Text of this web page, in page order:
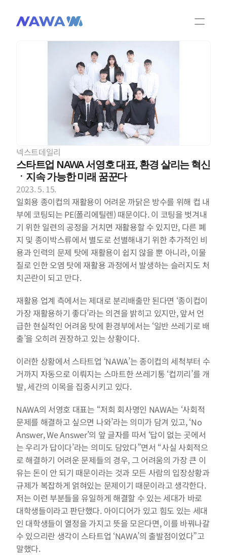
넥스트데일리
스타트업 NAWA 서영호 대표, 환경 살리는 혁신
ㆍ지속 가능한 미래 꿈꾼다
2023. 5. 15.
일회용 종이컵의 재활용이 어려운 까닭은 방수를 위해 컵 내
부에 코팅되는 PE(폴리에틸렌) 때문이다. 이 코팅을 벗겨내
기 위한 일련의 공정을 거치면 재활용할 수 있지만, 다른 폐
지 및 종이박스류에서 별도로 선별해내기 위한 추가적인 비
용과 인력의 문제 탓에 재활용이 쉽지 않을 뿐 아니라, 이물
질로 인한 오염 탓에 재활용 과정에서 발생하는 슬러지도 처
치곤란이 되고 만다.
재활용 업계 측에서는 제대로 분리배출만 된다면 ‘종이컵이
가장 재활용하기 좋다’라는 의견을 밝히고 있지만, 앞서 언
급한 현실적인 어려움 탓에 환경부에서는 ‘일반 쓰레기로 배
출’을 오히려 권장하고 있는 상황이다.
이러한 상황에서 스타트업 ‘NAWA’는 종이컵의 세척부터 수
거까지 자동으로 이뤄지는 스마트한 쓰레기통 ‘컵끼리’를 개
발, 세간의 이목을 집중시키고 있다.
NAWA의 서영호 대표는 “저희 회사명인 NAWA는 ‘사회적
문제를 해결하고 싶으면 나와’라는 의미가 담겨 있고, ‘No
Answer, We Answer’의 앞 글자를 따서 ‘답이 없는 곳에서
는 우리가 답이다’라는 의미도 담았다”면서 “사실 사회적으
로 해결하기 어려운 문제들의 경우, 그 어려움의 가장 큰 이
유는 돈이 안 되기 때문이라는 것과 모든 사람의 입장상황과
규제가 복잡하게 얽혀있는 문제이기 때문이라고 생각한다.
저는 이런 부분들을 유일하게 해결할 수 있는 세대가 바로
대학생들이라고 판단했다. 아이디어가 있고 힘도 있는 세대
인 대학생들이 열정을 가지고 뜻을 모은다면, 이를 바꿔나갈
수 있으리란 생각이 스타트업 ‘NAWA’의 출발점이었다”고
말했다.
NAWA 비디오
제품문의